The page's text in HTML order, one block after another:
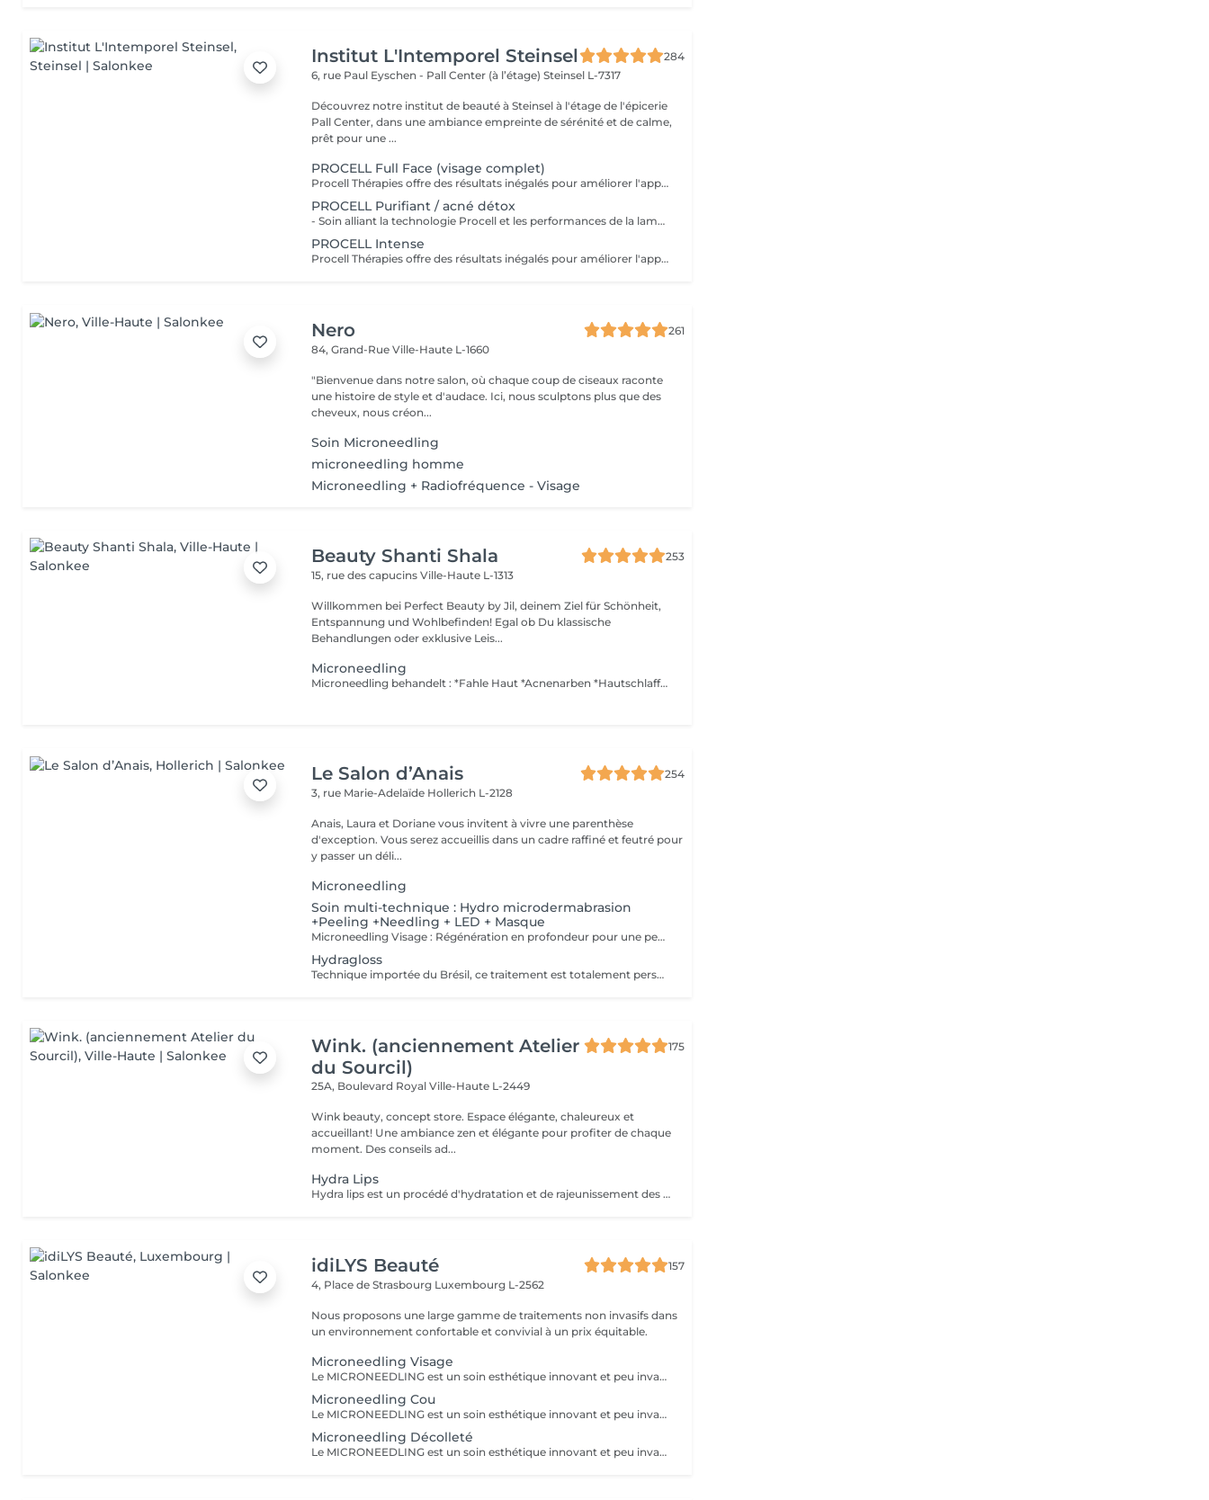
Institut L'Intemporel Steinsel
284
6, rue Paul Eyschen - Pall Center (à l’étage)Steinsel L-7317
Découvrez notre institut de beauté à Steinsel à l'étage de l'épicerie
Pall Center, dans une ambiance empreinte de sérénité et de calme,
prêt pour une ...
PROCELL Full Face (visage complet)
Procell Thérapies offre des résultats inégalés pour améliorer l'apparence des rides et ridules, des cicatrices d'acné et des dommages causés par le soleil. Avec une irritation minimale, les traitements Procell sont sûrs, non invasifs, efficaces et fournissent des résultats qui parlent d'eux-mêmes. Ce n'est pas un hasard si Procell Thérapies est devenu le leader du microneedling .. Possibilité d'abonnement 4+1
PROCELL Purifiant / acné détox
- Soin alliant la technologie Procell et les performances de la lampe LED, ce qui permet un effet bactéricide, rénovateur, affine les cicatrices liées à l'acné et ressert les pores - Ce soin est conseillé en cure de 4 soins pour être entièrement efficace - Attention: déconseillé sur l'acné active
PROCELL Intense
Procell Thérapies offre des résultats inégalés pour améliorer l'apparence des rides et ridules, des cicatrices d'acné et des dommages causés par le soleil. Avec une irritation minimale, les traitements Procell sont sûrs, non invasifs, efficaces et fournissent des résultats qui parlent d'eux-mêmes. Ce n'est pas un hasard si Procell Thérapies est devenu le leader du microneedling .. Profitez de la technologie Procell tout en réalisant un soin complet nettoyant.
Nero
261
84, Grand-RueVille-Haute L-1660
"Bienvenue dans notre salon, où chaque coup de ciseaux raconte
une histoire de style et d'audace. Ici, nous sculptons plus que des
cheveux, nous créon...
Soin Microneedling
microneedling homme
Microneedling + Radiofréquence - Visage
Beauty Shanti Shala
253
15, rue des capucinsVille-Haute L-1313
Willkommen bei Perfect Beauty by Jil, deinem Ziel für Schönheit,
Entspannung und Wohlbefinden! Egal ob Du klassische
Behandlungen oder exklusive Leis...
Microneedling
Microneedling behandelt : *Fahle Haut *Acnenarben *Hautschlaffheit *Kleine Fältchen und Falten *Pigment_, Alters_ und Schwangerschaftsflecken *Eliminiert die schwarzen Punkte *Verengt die Poren und glättet die Haut *Tiefgreifende Hydrierung *Aktiviert die Blutzirkulation *Aktiviert die Zellerneuerung *Besseres Einschleusen von Produkten *Revitalizierend *Regt den Heilungsprozess an Der Heilungprozess der Haut braucht 10-14 Tage, deshalb emphehlen wir den Kauf einer schützenden Creme und einer Spf50 Creme (Germaine di Capuccini) für die Pflege zu Hause. Um keine Pigmentflecken von den Sonnenstrahlen zu bekommen is Spf50 sehr wichtig. Kontraindikationen : *Schwanger, Stillen *Exzema, Psoriasis *Verbrennungen *Personen mit einer Krebserkrankung Post Microneedling : * Kein Wasser während 12 Stunden *Kein Make-up während 24-48 Stunden *Keine Sonne und Solarium während 2 WOCHEN *Kein Peeling und Laser während 2 WOCHEN
Le Salon d’Anais
254
3, rue Marie-Adelaïde Hollerich L-2128
Anais, Laura et Doriane vous invitent à vivre une parenthèse
d'exception. Vous serez accueillis dans un cadre raffiné et feutré pour
y passer un déli...
Microneedling
Soin multi-technique : Hydro microdermabrasion
+Peeling +Needling + LED + Masque
Microneedling Visage : Régénération en profondeur pour une peau visiblement transformée Le microneedling est un soin de revitalisation cutanée non invasif qui consiste à créer de microperforations contrôlées à l'aide d'un stylo électrique doté de fines aiguilles stériles. Ces microperforations stimulent naturellement la production de collagène et d'élastine, déclenchant un processus de régénération cellulaire intense. AVANTAGES DU SOIN - Atténue les ridules et les rides - Réduit les cicatrices d'acné et les imperfections - Améliore la fermeté et l'élasticité de la peau - Estompe les taches pigmentaires et le teint irrégulier - Resserre les pores dilatés - Apporte de l'éclat et un effet peau neuve Le microneedling peut être personnalisé selon les besoins grâce à l'application de sérums ciblés (acide hyaluronique, vitamine C, peptides, etc.) qui pénètrent plus profondément grâce aux microcanaux créés. CONTRE INDICATIONS - Grossesse, allaitement - Pas d'exposition solaire 48h avant et 7 jours après le soin - Traitement lourd par chimio (attendre 1 an) et par antibiotique ou Roaccutane et dérivé (attendre 6 mois) - Prise d'anticoagulant - Maladie auto-immune (diabète, maladie mal contrôlée, ...) - Injection botox (attendre 2 semaines) et de produits de comblement (attendre 4 semaines) - Prise d'anti-inflammatoire pendant plus de 5 jours - Acné active - Cicatrices chéloïdes
Hydragloss
Technique importée du Brésil, ce traitement est totalement personnalisé. Peu invasif, il est profond et spécifiquement conçu pour les lèvres. Ce soin consiste à faire pénétrer des actifs dont l'acide hyaluronique pour donner du volume, combler, repulper, hydrater et nourrir les lèvres, à l'aide de micro ou nano aiguilles qui grâce à leur passage dans la lèvre, permettent de stimuler le métabolisme de régénération cellulaire, favorisant ainsi la synthèse naturelle de collagène et élastine.
Wink. (anciennement Atelier
du Sourcil)
175
25A, Boulevard RoyalVille-Haute L-2449
Wink beauty, concept store. Espace élégante, chaleureux et
accueillant! Une ambiance zen et élégante pour profiter de chaque
moment. Des conseils ad...
Hydra Lips
Hydra lips est un procédé d'hydratation et de rajeunissement des lèvres! En plusieurs étapes, ce soin permet d'appliquer de l'acide hyaluronique et des vitamines pour redonner un volume naturel et une hydratation en profondeur. La couleur est plus belle les lèvres sont plus douce! Pour tout type de peau, idéale pour des lèvres: -fissures et déshydratées. -dépigmenté. -ridées.
idiLYS Beauté
157
4, Place de Strasbourg Luxembourg L-2562
Nous proposons une large gamme de traitements non invasifs dans
un environnement confortable et convivial à un prix équitable.
Microneedling Visage
Le MICRONEEDLING est un soin esthétique innovant et peu invasif qui stimule naturellement la régénération de la peau. Grâce à des fines micro-perforation, il relance la production de collagène et d'élastine. La peau est ainsi raffermie, les cicatrices d'acnés et les rides sont atténuées, les pores resserrés et le teint visiblement plus lumineux. Pour des résultats optimaux et durables, un traitement de 5 séances, espacées de 3-6 semaines, est recommandé.
Microneedling Cou
Le MICRONEEDLING est un soin esthétique innovant et peu invasif qui stimule naturellement la régénération de la peau. Grâce à des fines micro-perforation, il relance la production de collagène et d'élastine. La peau est ainsi raffermie, les cicatrices d'acnés et les rides sont atténuées, les pores resserrés et le teint visiblement plus lumineux. Pour des résultats optimaux et durables, un traitement de 5 séances, espacées de 3-6 semaines, est recommandé.
Microneedling Décolleté
Le MICRONEEDLING est un soin esthétique innovant et peu invasif qui stimule naturellement la régénération de la peau. Grâce à des fines micro-perforation, il relance la production de collagène et d'élastine. La peau est ainsi raffermie, les cicatrices d'acnés et les rides sont atténuées, les pores resserrés et le teint visiblement plus lumineux. Pour des résultats optimaux et durables, un traitement de 5 séances, espacées de 3-6 semaines, est recommandé.